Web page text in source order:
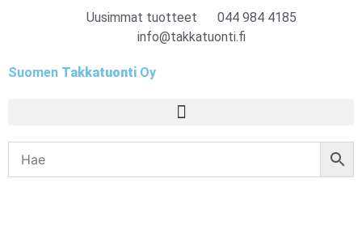
Uusimmat tuotteet
044 984 4185
info@takkatuonti.fi
Suomen Takkatuonti Oy